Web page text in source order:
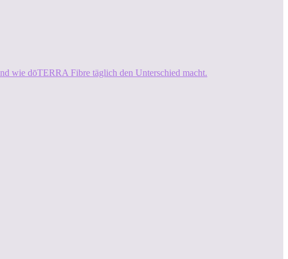
wie dōTERRA Fibre täglich den Unterschied macht.